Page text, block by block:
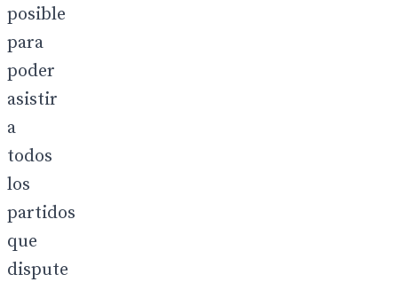
posible
para
poder
asistir
a
todos
los
partidos
que
dispute